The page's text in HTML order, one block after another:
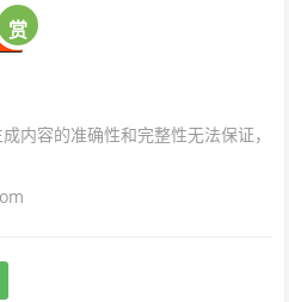
赏
内容的准确性和完整性无法保证，